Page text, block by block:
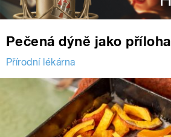
Pečená dýně jako příloha
Přírodní lékárna